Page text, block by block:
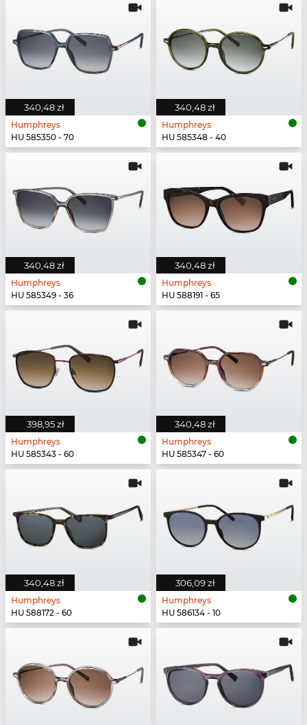
340,48 zł
Humphreys
HU 585350 - 70
340,48 zł
Humphreys
HU 585348 - 40
340,48 zł
Humphreys
HU 585349 - 36
340,48 zł
Humphreys
HU 588191 - 65
398,95 zł
Humphreys
HU 585343 - 60
340,48 zł
Humphreys
HU 585347 - 60
340,48 zł
Humphreys
HU 588172 - 60
306,09 zł
Humphreys
HU 586134 - 10